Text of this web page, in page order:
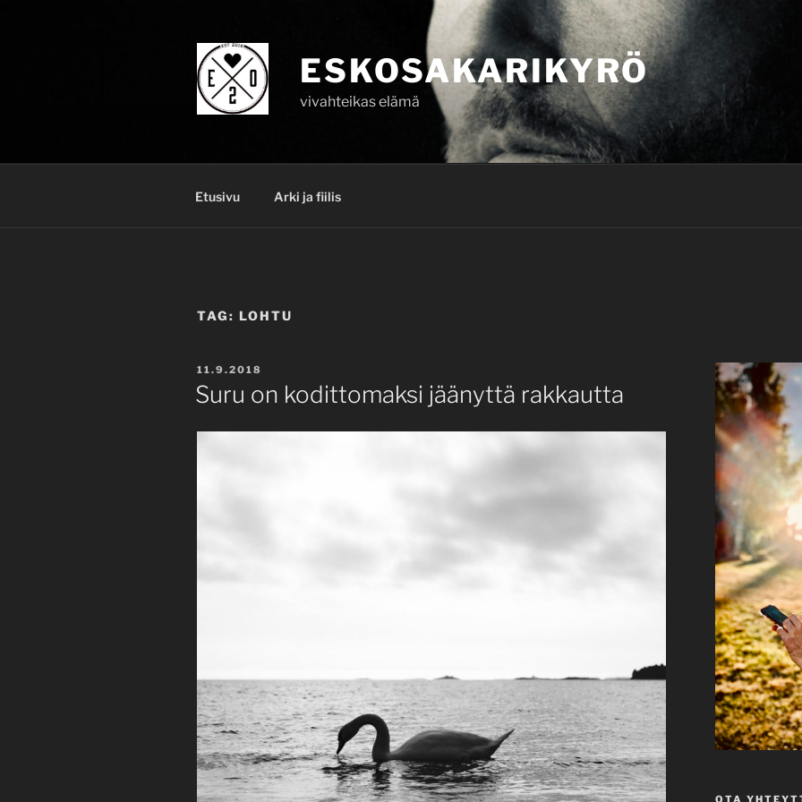
ESKOSAKARIKYRÖ
vivahteikas elämä
Etusivu Arki ja fiilis
TAG: LOHTU
POSTED
ON
11.9.2018
Suru on kodittomaksi jäänyttä rakkautta